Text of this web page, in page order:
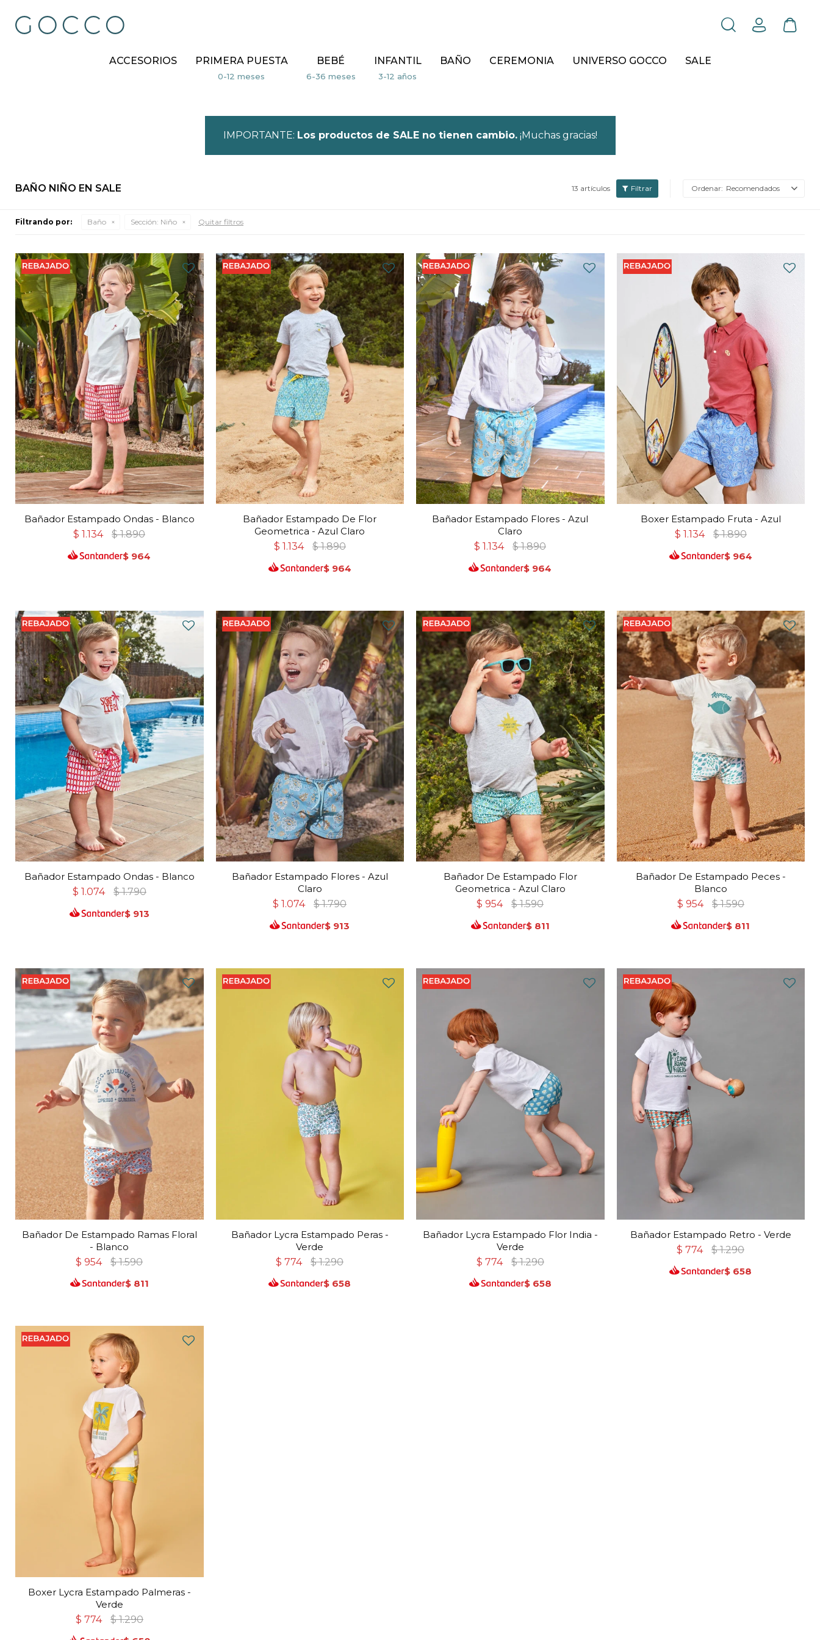
ACCESORIOS PRIMERA PUESTA BEBÉ INFANTIL BAÑO CEREMONIA UNIVERSO GOCCO SALE
IMPORTANTE: Los productos de SALE no tienen cambio.¡Muchas gracias!
BAÑO NIÑO EN SALE 13 artículos Recomendados
Filtrando por: Baño Sección: Niño Quitar filtros
Bañador Estampado Ondas - Blanco
$ 1.134 $ 1.890
$ 964
Bañador Estampado De Flor
Geometrica - Azul Claro
$ 1.134 $ 1.890
$ 964
Bañador Estampado Flores - Azul
Claro
$ 1.134 $ 1.890
$ 964
Boxer Estampado Fruta - Azul
$ 1.134 $ 1.890
$ 964
Bañador Estampado Ondas - Blanco
$ 1.074 $ 1.790
$ 913
Bañador Estampado Flores - Azul
Claro
$ 1.074 $ 1.790
$ 913
Bañador De Estampado Flor
Geometrica - Azul Claro
$ 954 $ 1.590
$ 811
Bañador De Estampado Peces -
Blanco
$ 954 $ 1.590
$ 811
Bañador De Estampado Ramas Floral
- Blanco
$ 954 $ 1.590
$ 811
Bañador Lycra Estampado Peras -
Verde
$ 774 $ 1.290
$ 658
Bañador Lycra Estampado Flor India -
Verde
$ 774 $ 1.290
$ 658
Bañador Estampado Retro - Verde
$ 774 $ 1.290
$ 658
Boxer Lycra Estampado Palmeras -
Verde
$ 774 $ 1.290